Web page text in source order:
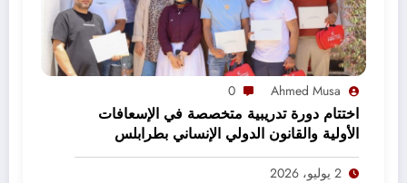
Ahmed Musa
0
اختتام دورة تدريبية متخصصة في الإسعافات
الأولية والقانون الدولي الإنساني بطرابلس
2 يوليو، 2026